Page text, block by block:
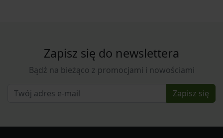
Zapisz się do newslettera
Bądź na bieżąco z promocjami i nowościami
Zapisz się